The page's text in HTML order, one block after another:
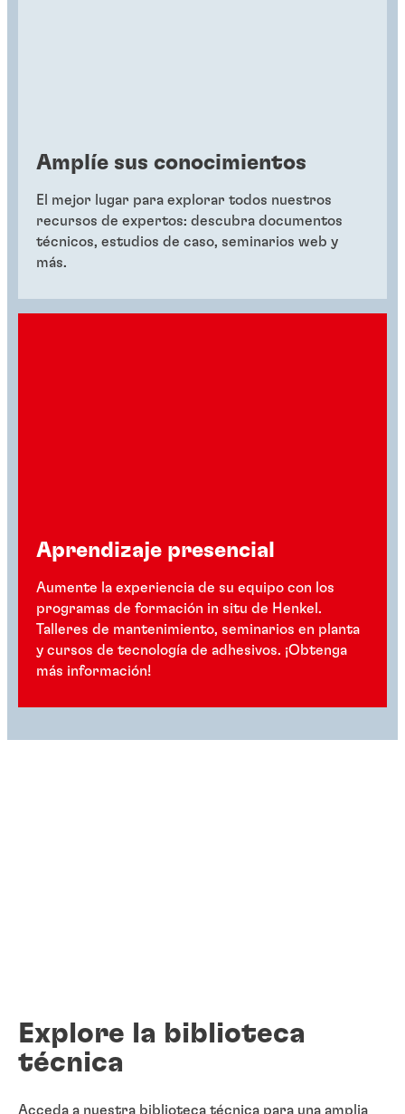
Amplíe sus conocimientos
El mejor lugar para explorar todos nuestros
recursos de expertos: descubra documentos
técnicos, estudios de caso, seminarios web y
más.
Aprendizaje presencial
Aumente la experiencia de su equipo con los
programas de formación in situ de Henkel.
Talleres de mantenimiento, seminarios en planta
y cursos de tecnología de adhesivos. ¡Obtenga
más información!
Explore la biblioteca
técnica
Acceda a nuestra biblioteca técnica para una amplia